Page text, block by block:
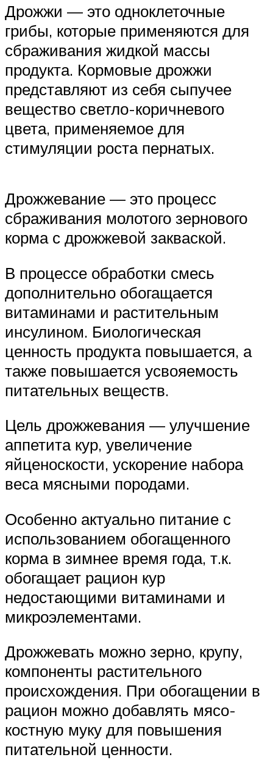
Дрожжи — это одноклеточные
грибы, которые применяются для
сбраживания жидкой массы
продукта. Кормовые дрожжи
представляют из себя сыпучее
вещество светло-коричневого
цвета, применяемое для
стимуляции роста пернатых.
Дрожжевание — это процесс
сбраживания молотого зернового
корма с дрожжевой закваской.
В процессе обработки смесь
дополнительно обогащается
витаминами и растительным
инсулином. Биологическая
ценность продукта повышается, а
также повышается усвояемость
питательных веществ.
Цель дрожжевания — улучшение
аппетита кур, увеличение
яйценоскости, ускорение набора
веса мясными породами.
Особенно актуально питание с
использованием обогащенного
корма в зимнее время года, т.к.
обогащает рацион кур
недостающими витаминами и
микроэлементами.
Дрожжевать можно зерно, крупу,
компоненты растительного
происхождения. При обогащении в
рацион можно добавлять мясо-
костную муку для повышения
питательной ценности.